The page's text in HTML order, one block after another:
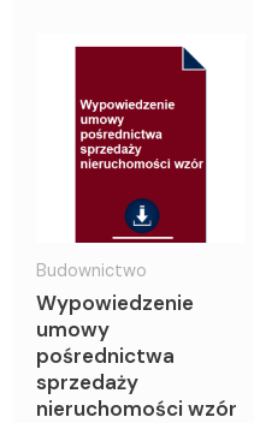
Budownictwo
Wypowiedzenie
umowy
pośrednictwa
sprzedaży
nieruchomości wzór